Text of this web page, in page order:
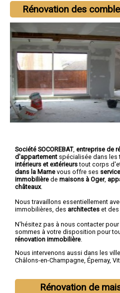
Rénovation des
Société SOCOREBAT, entreprise de
d'appartement spécialisée dans les
intérieurs et extérieurstout corps
dans la Marne vous offre ses
immobilière de maisons à Oger,
châteaux.
Nous travaillons essentiellement
immobilières, des architectes et des
N'hésitez pas à nous contacter
sommes à votre disposition pour
rénovation immobilière
Nous intervenons aussi dans les
Châlons-en-Champagne, Épernay,
Rénovation de